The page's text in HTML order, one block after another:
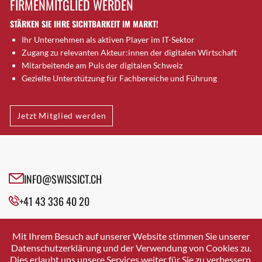
Brugg AG
Brütten
Bubendorf
Bubikon
Buchs (SG)
Bäretswil
Bülach
Cazis
Crissier
Davos Platz
Dierikon
Dietikon
FIRMENMITGLIED WERDEN
STÄRKEN SIE IHRE SICHTBARKEIT IM MARKT!
Ihr Unternehmen als aktiven Player im IT-Sektor
Zugang zu relevanten Akteur:innen der digitalen Wirtschaft
Mitarbeitende am Puls der digitalen Schweiz
Gezielte Unterstützung für Fachbereiche und Führung
Jetzt Mitglied werden
INFO@SWISSICT.CH
+41 43 336 40 20
SWISSICT
VULKANSTRASSE 120
8048 ZURICH
Mit Ihrem Besuch auf unserer Website stimmen Sie unserer
Datenschutzerklärung und der Verwendung von Cookies zu.
Dies erlaubt uns unsere Services weiter für Sie zu verbessern.